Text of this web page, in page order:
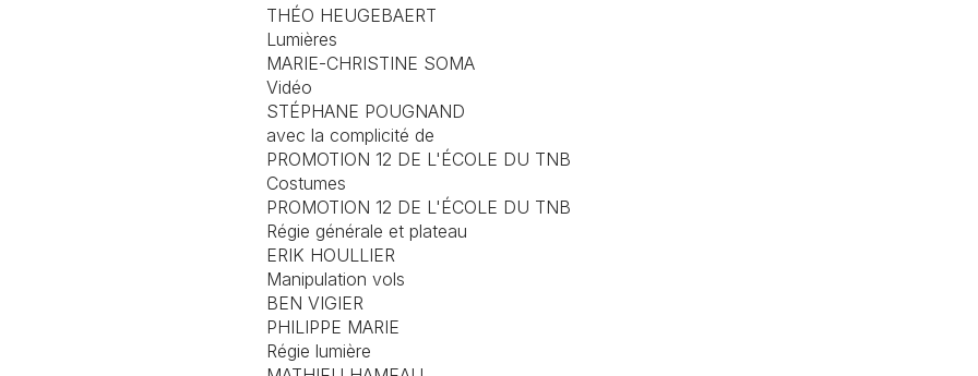
THÉO HEUGEBAERT
Lumières
MARIE-CHRISTINE SOMA
Vidéo
STÉPHANE POUGNAND
avec la complicité de
PROMOTION 12 DE L'ÉCOLE DU TNB
Costumes
PROMOTION 12 DE L'ÉCOLE DU TNB
Régie générale et plateau
ERIK HOULLIER
Manipulation vols
BEN VIGIER
PHILIPPE MARIE
Régie lumière